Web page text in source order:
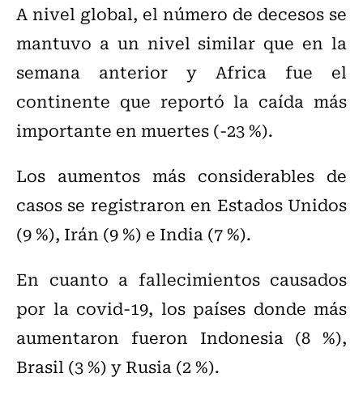
A nivel global, el número de decesos se
mantuvo a un nivel similar que en la
semana anterior y Africa fue el
continente que reportó la caída más
importante en muertes (-23 %).
Los aumentos más considerables de
casos se registraron en Estados Unidos
(9 %), Irán (9 %) e India (7 %).
En cuanto a fallecimientos causados
por la covid-19, los países donde más
aumentaron fueron Indonesia (8 %),
Brasil (3 %) y Rusia (2 %).